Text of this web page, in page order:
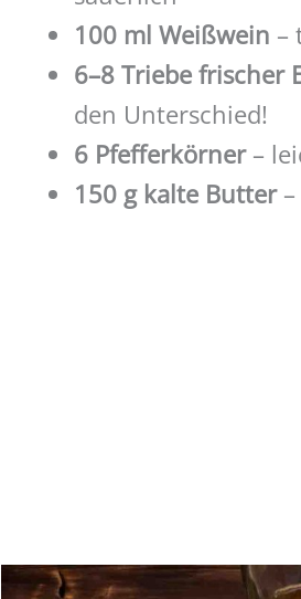
100 ml Weißwein –
6–8 Triebe frischer
den Unterschied!
6 Pfefferkörner–
150 g kalte Butter–